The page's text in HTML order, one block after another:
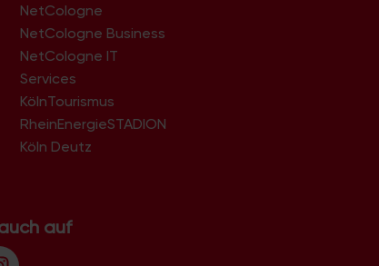
NetCologne
NetCologne Business
NetCologne IT
Services
KölnTourismus
RheinEnergieSTADION
Köln Deutz
auf